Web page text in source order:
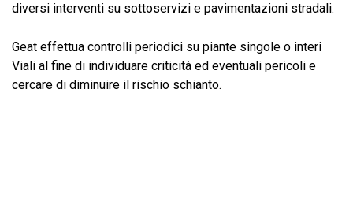
diversi interventi su sottoservizi e pavimentazioni stradali.
Geat effettua controlli periodici su piante singole o interi
Viali al fine di individuare criticità ed eventuali pericoli e
cercare di diminuire il rischio schianto.